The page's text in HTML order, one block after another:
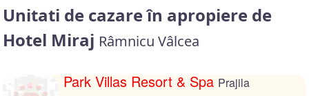
Unitati de cazare în apropiere de
Hotel Miraj Râmnicu Vâlcea
Park Villas Resort & Spa Prajila